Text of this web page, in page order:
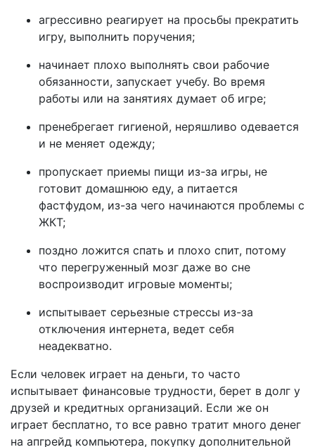
агрессивно реагирует на просьбы прекратить
игру, выполнить поручения;
начинает плохо выполнять свои рабочие
обязанности, запускает учебу. Во время
работы или на занятиях думает об игре;
пренебрегает гигиеной, неряшливо одевается
и не меняет одежду;
пропускает приемы пищи из-за игры, не
готовит домашнюю еду, а питается
фастфудом, из-за чего начинаются проблемы с
ЖКТ;
поздно ложится спать и плохо спит, потому
что перегруженный мозг даже во сне
воспроизводит игровые моменты;
испытывает серьезные стрессы из-за
отключения интернета, ведет себя
неадекватно.
Если человек играет на деньги, то часто
испытывает финансовые трудности, берет в долг у
друзей и кредитных организаций. Если же он
играет бесплатно, то все равно тратит много денег
на апгрейд компьютера, покупку дополнительной